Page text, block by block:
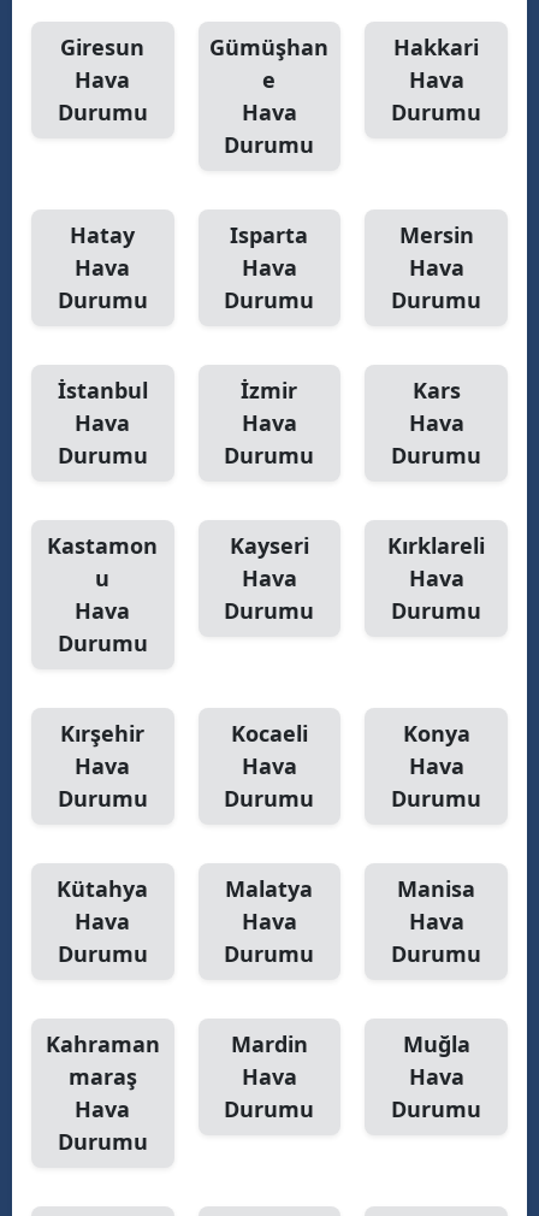
Giresun
Hava
Durumu
Gümüşhan
e
Hava
Durumu
Hakkari
Hava
Durumu
Hatay
Hava
Durumu
Isparta
Hava
Durumu
Mersin
Hava
Durumu
İstanbul
Hava
Durumu
İzmir
Hava
Durumu
Kars
Hava
Durumu
Kastamon
u
Hava
Durumu
Kayseri
Hava
Durumu
Kırklareli
Hava
Durumu
Kırşehir
Hava
Durumu
Kocaeli
Hava
Durumu
Konya
Hava
Durumu
Kütahya
Hava
Durumu
Malatya
Hava
Durumu
Manisa
Hava
Durumu
Kahraman
maraş
Hava
Durumu
Mardin
Hava
Durumu
Muğla
Hava
Durumu